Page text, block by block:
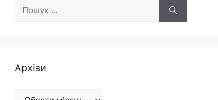
Архіви
Архіви